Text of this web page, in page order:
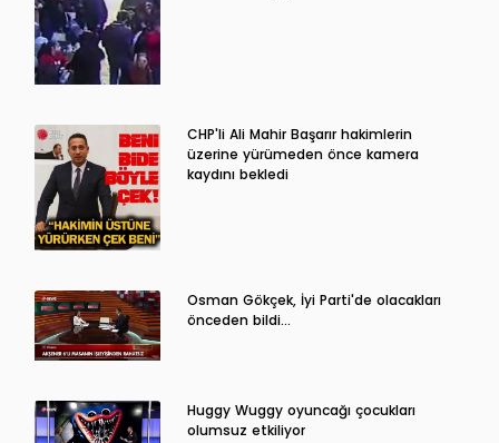
CHP'li Ali Mahir Başarır hakimlerin
üzerine yürümeden önce kamera
kaydını bekledi
Osman Gökçek, İyi Parti'de olacakları
önceden bildi...
Huggy Wuggy oyuncağı çocukları
olumsuz etkiliyor